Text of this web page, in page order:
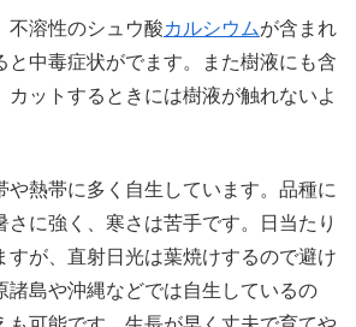
不溶性のシュウ酸カルシウムが含まれ
と中毒症状がでます。また樹液にも含
カットするときには樹液が触れないよ
や熱帯に多く自生しています。品種に
さに強く、寒さは苦手です。日当たり
すが、直射日光は葉焼けするので避け
諸島や沖縄などでは自生しているの